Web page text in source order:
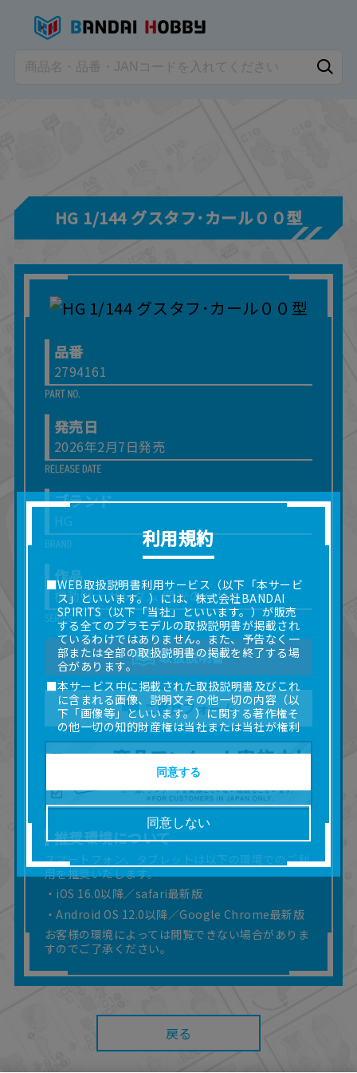
HG 1/144 グスタフ･カール００型
品番
2794161
発売日
2026年2月7日発売
ブランド
HG
作品
機動戦士ガンダム 閃光のハサウェイ
取扱説明書
ご意見フォーム
推奨環境について
スマートフォン、タブレットは以下の環境でのご利
用を推奨いたします。
・iOS 16.0以降／safari最新版
・Android OS 12.0以降／Google Chrome最新版
お客様の環境によっては閲覧できない場合がありま
すのでご了承ください。
戻る
利用規約
■WEB取扱説明書利用サービス（以下「本サービ
ス」といいます。）には、株式会社BANDAI
SPIRITS（以下「当社」といいます。）が販売
する全てのプラモデルの取扱説明書が掲載され
ているわけではありません。また、予告なく一
部または全部の取扱説明書の掲載を終了する場
合があります。
■本サービス中に掲載された取扱説明書及びこれ
に含まれる画像、説明文その他一切の内容（以
下「画像等」といいます。）に関する著作権そ
の他一切の知的財産権は当社または当社が権利
の許諾を受ける第三者に帰属します。
使用（本サービス内の意見投稿の目的での画像
等の利用を含みます。）を超えて使用（複製、
複写、改変、掲示、頒布、配信、販売、出版等
を含むがこれに限りません。）することは禁止
いたします。
■掲載している取扱説明書は、お客様が購入され
た商品に同梱されたものと異なる場合がありま
す。
■対象商品仕様の変更などにより、取扱説明書の
内容は予告なく変更される場合があります。
■当社は、取扱説明書の正確性確保に努めており
ますが、取扱説明書の完全性を保証するもので
はありません。
■お客様のご利用環境によっては、本サービスを
ご利用いただけない場合があります。
かったことにより利用者に何らかの損害が生じ
たとしても、当社は何らの責任を負いません。
また、本サイトを利用したことによって、利用
同意しない
同意する